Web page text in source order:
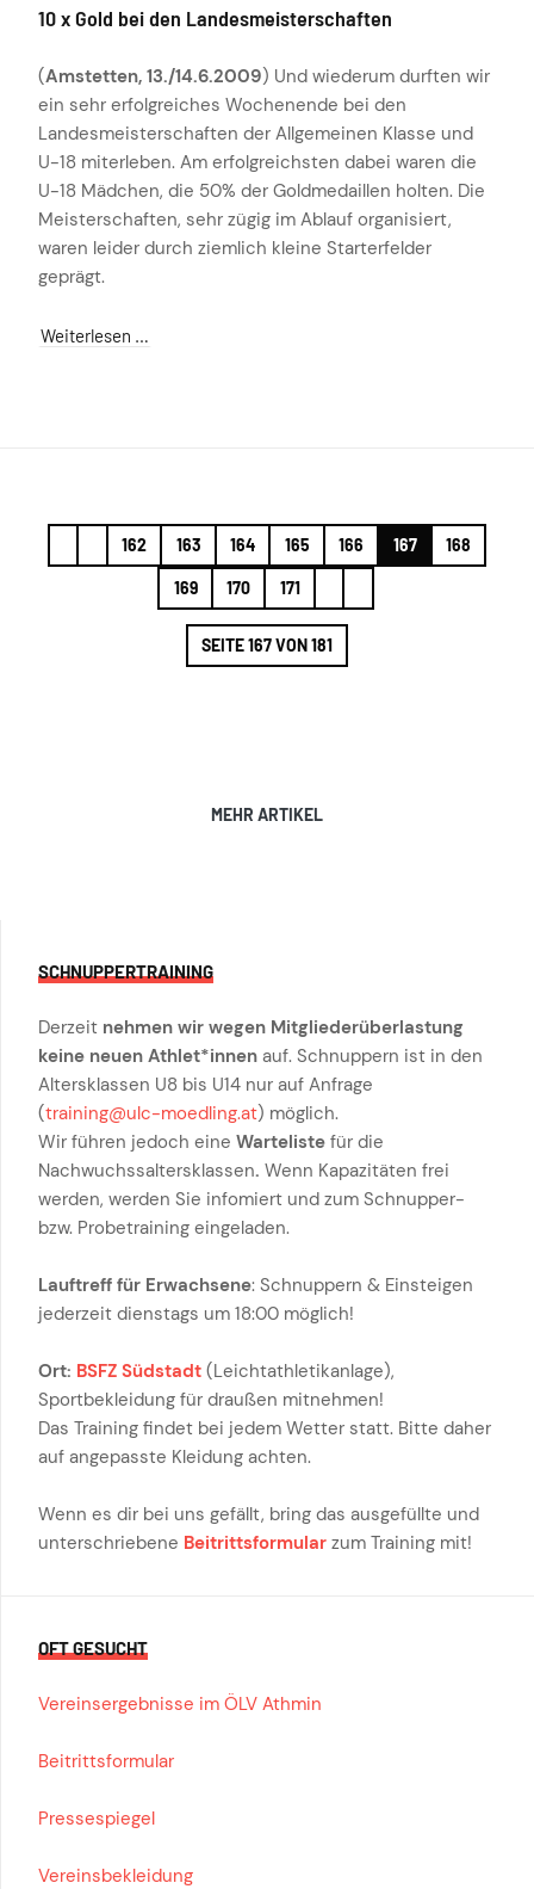
10 x Gold bei den Landesmeisterschaften
(Amstetten, 13./14.6.2009) Und wiederum durften wir
ein sehr erfolgreiches Wochenende bei den
Landesmeisterschaften der Allgemeinen Klasse und
U-18 miterleben. Am erfolgreichsten dabei waren die
U-18 Mädchen, die 50% der Goldmedaillen holten. Die
Meisterschaften, sehr zügig im Ablauf organisiert,
waren leider durch ziemlich kleine Starterfelder
geprägt.
Weiterlesen …
SEITE 167 VON 181
162 163 164 165 166 167 168
169 170 171
MEHR ARTIKEL
SCHNUPPERTRAINING
Derzeit nehmen wir wegen Mitgliederüberlastung
keine neuen Athlet*innen auf. Schnuppern ist in den
Altersklassen U8 bis U14 nur auf Anfrage
(training@ulc-moedling.at) möglich.
Wir führen jedoch eine Warteliste für die
Nachwuchssaltersklassen. Wenn Kapazitäten frei
werden, werden Sie infomiert und zum Schnupper-
bzw. Probetraining eingeladen.
Lauftreff für Erwachsene: Schnuppern & Einsteigen
jederzeit dienstags um 18:00 möglich!
Ort: BSFZ Südstadt (Leichtathletikanlage),
Sportbekleidung für draußen mitnehmen!
Das Training findet bei jedem Wetter statt. Bitte daher
auf angepasste Kleidung achten.
Wenn es dir bei uns gefällt, bring das ausgefüllte und
unterschriebene Beitrittsformular zum Training mit!
OFT GESUCHT
Vereinsergebnisse im ÖLV Athmin
Beitrittsformular
Pressespiegel
Vereinsbekleidung